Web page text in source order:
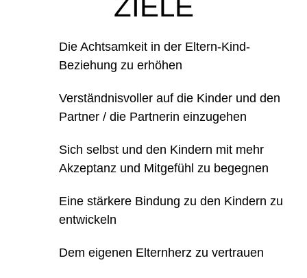
Die Achtsamkeit in der Eltern-Kind-
Beziehung zu erhöhen
Verständnisvoller auf die Kinder und den
Partner / die Partnerin einzugehen
Sich selbst und den Kindern mit mehr
Akzeptanz und Mitgefühl zu begegnen
Eine stärkere Bindung zu den Kindern zu
entwickeln
Dem eigenen Elternherz zu vertrauen